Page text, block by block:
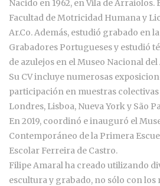
Nacido en 1962, en Vila de Arraiolos.
Facultad de Motricidad Humana y
Ar.Co. Además, estudió grabado en
Grabadores Portugueses y estudió
de azulejos en el Museo Nacional del
Su CV incluye numerosas
participación en muestras
Londres, Lisboa, Nueva York y São
En 2019, coordinó e inauguró el
Contemporáneo de la Primera
Escolar Ferreira de Castro.
Filipe Amaral ha creado utilizando
escultura y grabado, no sólo con los